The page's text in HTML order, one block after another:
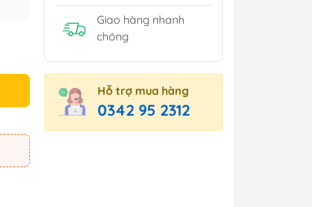
Giao hàng nhanh
chóng
Hỗ trợ mua hàng
0342 95 2312